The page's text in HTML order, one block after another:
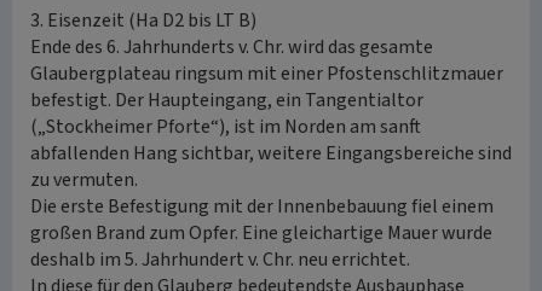
3. Eisenzeit (Ha D2 bis LT B)
Ende des 6. Jahrhunderts v. Chr. wird das gesamte
Glaubergplateau ringsum mit einer Pfostenschlitzmauer
befestigt. Der Haupteingang, ein Tangentialtor
(„Stockheimer Pforte“), ist im Norden am sanft
abfallenden Hang sichtbar, weitere Eingangsbereiche sind
zu vermuten.
Die erste Befestigung mit der Innenbebauung fiel einem
großen Brand zum Opfer. Eine gleichartige Mauer wurde
deshalb im 5. Jahrhundert v. Chr. neu errichtet.